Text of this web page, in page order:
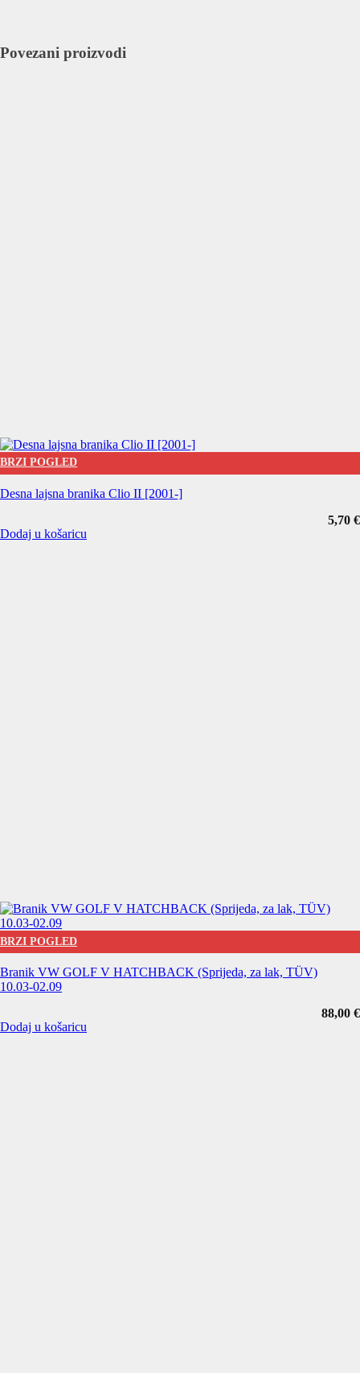
Povezani proizvodi
BRZI POGLED
Desna lajsna branika Clio II [2001-]
5,70 €
Dodaj u košaricu
BRZI POGLED
Branik VW GOLF V HATCHBACK (Sprijeda, za lak, TÜV)
10.03-02.09
88,00 €
Dodaj u košaricu